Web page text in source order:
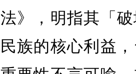
法》
，明指其「
民族的核心利益